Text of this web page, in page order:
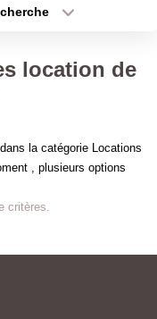
min
location de
la catégorie Locations
, plusieurs options
critères.